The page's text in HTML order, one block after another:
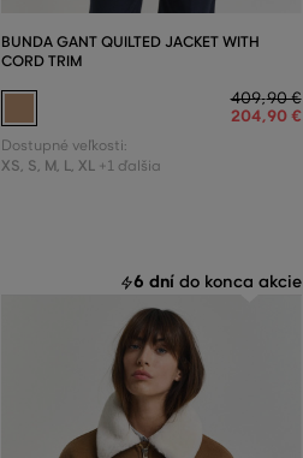
BUNDA GANT QUILTED JACKET WITH
CORD TRIM
409,90 €
204,90 €
Dostupné veľkosti:
XS, S, M, L, XL +1 ďalšia
6 dnído konca akcie